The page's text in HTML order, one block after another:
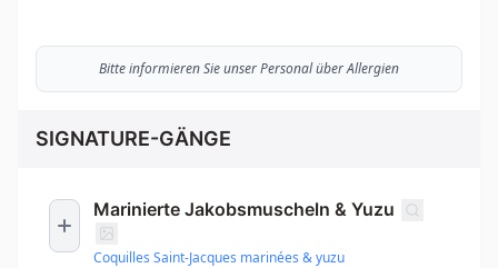
Bitte informieren Sie unser Personal über Allergien
SIGNATURE-GÄNGE
Marinierte Jakobsmuscheln & Yuzu
Coquilles Saint-Jacques marinées & yuzu